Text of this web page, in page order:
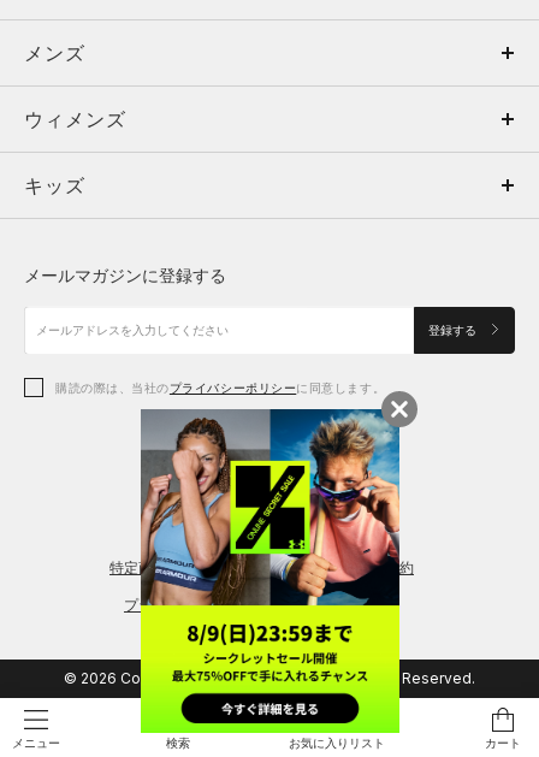
メニュー 検索 お気に入りリスト カート
メンズ
ウィメンズ
キッズ
アクセサリー
メンズ
トップス
ボトムス
アクセサリー
ウィメンズ
トップス
シューズ
アクセサリー
レギンス＆タイツ
キッズ
シューズ
メールマガジンに登録する
登録する
購読の際は、当社のプライバシーポリシーに同意します。
特定商取引法に基づく通販の表記 会員規約
プライバシーポリシー
© 2026 Copyright DOME Corporation. All Rights Reserved.